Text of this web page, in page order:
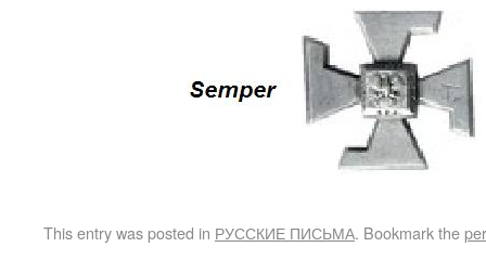
This entry was posted in РУССКИЕ ПИСЬМА. Bookmark the